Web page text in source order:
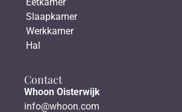
Slaapkamer
Werkkamer
Hal
Contact
Whoon Oisterwijk
info@whoon.com